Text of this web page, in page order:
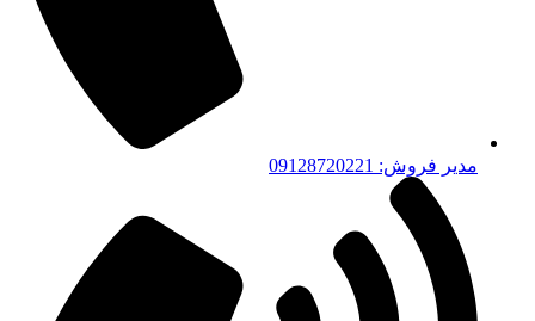
مدیر فروش: 09128720221